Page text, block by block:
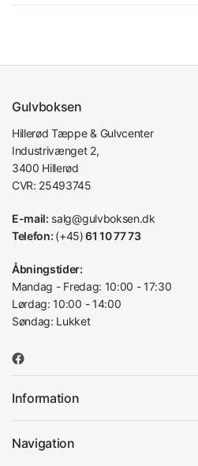
Gulvboksen
Hillerød Tæppe & Gulvcenter
Industrivænget 2,
3400 Hillerød
CVR: 25493745
E-mail: salg@gulvboksen.dk
Telefon: (+45)61 10 77 73
Åbningstider:
Mandag - Fredag: 10:00 - 17:30
Lørdag: 10:00 - 14:00
Søndag: Lukket
Information
Navigation